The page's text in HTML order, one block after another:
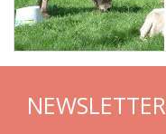
NEWSLETTER